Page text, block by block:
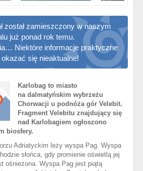
został zamieszczony w naszym
już ponad rok temu.
Niektóre informacje praktyczne
okazać się nieaktualne!
Karlobag to miasto
na dalmatyńskim wybrzeżu
Chorwacji u podnóża gór Velebit.
Fragment Velebitu znajdujący się
nad Karlobagiem ogłoszono
biosfery.
Adriatyckim leży wyspa Pag. Wyspa
słońca, gdy promienie oświetlą jej
ośnieżona. Wyspa Pag jest piątą